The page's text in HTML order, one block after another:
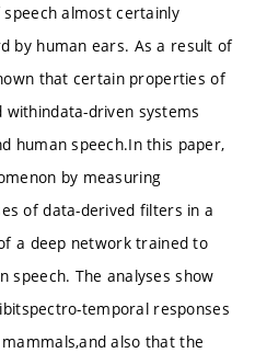
almost certainly
by human ears. As a result of
that certain properties of
driven systems
human speech.In this paper,
by measuring
of data-derived filters in a
a deep network trained to
speech. The analyses show
temporal responses
also that the